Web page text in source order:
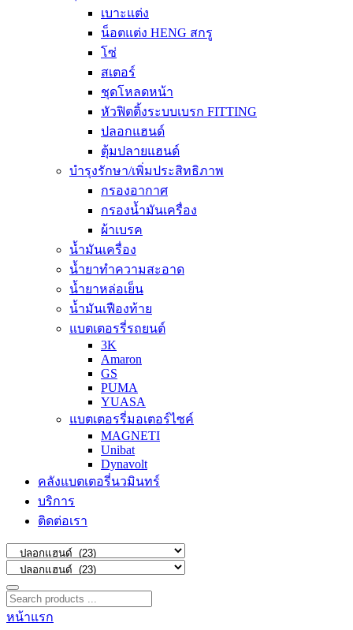
เบาะแต่ง
น็อตแต่ง HENG สกรู
โซ่
สเตอร์
ชุดโหลดหน้า
หัวฟิตติ้งระบบเบรก FITTING
ปลอกแฮนด์
ตุ้มปลายแฮนด์
บำรุงรักษา/เพิ่มประสิทธิภาพ
กรองอากาศ
กรองน้ำมันเครื่อง
ผ้าเบรค
น้ำมันเครื่อง
น้ำยาทำความสะอาด
น้ำยาหล่อเย็น
น้ำมันเฟืองท้าย
แบตเตอรรี่รถยนต์
3K
Amaron
GS
PUMA
YUASA
แบตเตอรรี่มอเตอร์ไซค์
MAGNETI
Unibat
Dynavolt
คลังแบตเตอรี่นวมินทร์
บริการ
ติดต่อเรา
หน้าแรก